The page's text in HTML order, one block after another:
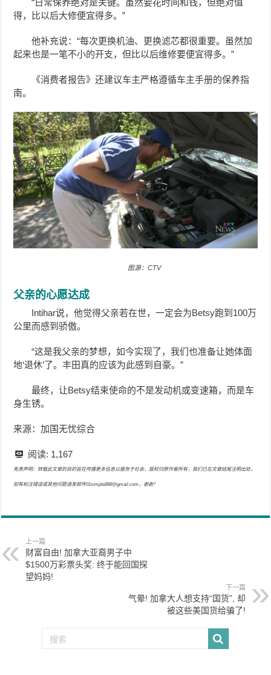
得，比以后大修便宜得多。”
他补充说：“每次更换机油、更换滤芯都很重要。虽然加
起来也是一笔不小的开支，但比以后维修要便宜得多。”
《消费者报告》还建议车主严格遵循车主手册的保养指
南。
图源：CTV
父亲的心愿达成
Intihar说，他觉得父亲若在世，一定会为Betsy跑到100万
公里而感到骄傲。
“这是我父亲的梦想，如今实现了，我们也准备让她体面
地‘退休’了。丰田真的应该为此感到自豪。”
最终，让Betsy结束使命的不是发动机或变速箱，而是车
身生锈。
来源：加国无忧综合
阅读: 1,167
免责声明：转载此文章的目的旨在传播更多信息以服务于社会，版权归原作者所有，我们已在文章结尾注明出处，
如有标注错误或其他问题请发邮件01simple888@gmail.com，谢谢！
上一篇
财富自由! 加拿大亚裔男子中
$1500万彩票头奖: 终于能回国探
望妈妈!
下一篇
气晕! 加拿大人想支持“国货”, 却
被这些美国货给骗了!